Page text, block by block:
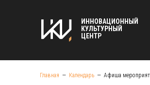
ИННОВАЦИОННЫЙ
КУЛЬТУРНЫЙ
ЦЕНТР
Главная Календарь Афиша